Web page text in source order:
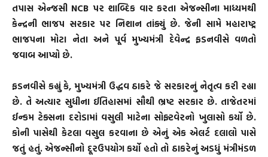
તપાસ એન્જસી NCB પર શાબ્દિક વાર કરતા એજન્સીના માધ્યમથી
કેન્દ્રની ભાજપ સરકાર પર નિશાન તાંક્યું છે. જેની સામે મહારાષ્ટ્ર
ભાજપના મોટા નેતા અને પૂર્વ મુખ્યમંત્રી દેવેન્દ્ર ફડનવીસે વળતો
જવાબ આપ્યો છે.
ફડનવીસે કહ્યું કે, મુખ્યમંત્રી ઉદ્ધવ ઠાકરે જે સરકારનું નેતૃત્વ કરી રહ્યા
છે. તે અત્યાર સુધીના ઈતિહાસમાં સૌથી ભ્રષ્ટ સરકાર છે. તાજેતરમાં
ઈન્કમ ટેક્સના દરોડામાં વસુલી માટેના સોફ્ટવેરનો ખુલાસો કર્યો છે.
કોની પાસેથી કેટલા વસુલ કરવાના છે એનું એક એલર્ટ દલાલો પાસે
જતું હતું. એજન્સીનો દૂરઉપયોગ કર્યો હતો તો ઠાકરેનું અડધું મંત્રીમંડળ